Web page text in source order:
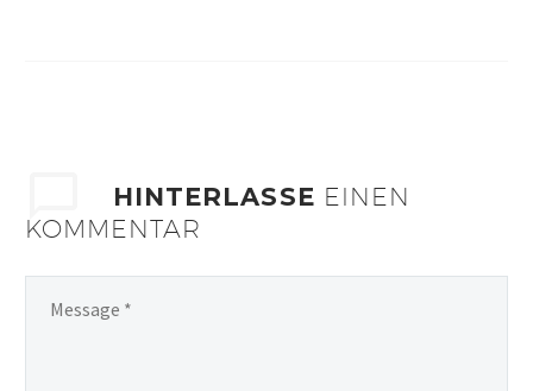
HINTERLASSE EINEN
KOMMENTAR